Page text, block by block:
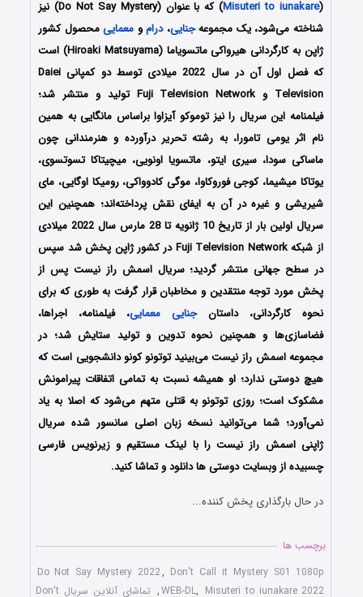
(
Misuteri to iunakare
) که با عنوان (Do Not Say Mystery) نیز
شناخته می‌شود، یک مجموعهجنایی،درامو معماییمحصول کشور
ژاپن به کارگردانی هیرواکی ماتسویاما (Hiroaki Matsuyama) است
که فصل اول آن در سال 2022 میلادی توسط دو کمپانی Daiei
Television و Fuji Television Network تولید و منتشر شد؛
فیلمنامه این سریال را نیز توموکو آیزاوا براساس مانگایی به همین
نام اثر یومی تامورا، به رشته تحریر درآورده و هنرمندانی چون
ماساکی سودا، سیری ایتو، ماتسویا اونویی، میچیتاکا تسوتسوی،
یوتاکا میشیما، کوجی فوروکاوا، موگی کادوواکی، رومیکا اوگایی، مای
شیریشی و غیره در آن به ایفای نقش پرداخته‌اند؛ همچنین این
سریال اولین بار از تاریخ 10 ژانویه تا 28 مارس سال 2022 میلادی
از شبکه Fuji Television Network در کشور ژاپن پخش شد سپس
در سطح جهانی منتشر گردید؛ سریال اسمش راز نیست پس از
پخش مورد توجه منتقدین و مخاطبان قرار گرفت به طوری که برای
نحوه کارگردانی، داستانجنایی معمایی، فیلمنامه، اجراها،
فضاسازی‌ها و همچنین نحوه تدوین و تولید ستایش شد؛ در
مجموعه اسمش راز نیست می‌بینید توتونو کونو دانشجویی است که
هیچ دوستی ندارد؛ او همیشه نسبت به تمامی اتفاقات پیرامونش
مشکوک است؛ روزی توتونو به قتلی متهم می‌شود که اصلا به یاد
نمی‌آورد؛ شما می‌توانید نسخه زبان اصلی سانسور شده سریال
ژاپنی اسمش راز نیست را با لینک مستقیم و زیرنویس فارسی
چسبیده از وبسایت دوستی ها دانلود و تماشا کنید.
در حال بارگذاری پخش کننده...
برچسب ها
Do Not Say Mystery 2022, Don't Call it Mystery S01 1080p
WEB-DL, Misuteri to iunakare 2022
, تماشای آنلاین سریال Don't